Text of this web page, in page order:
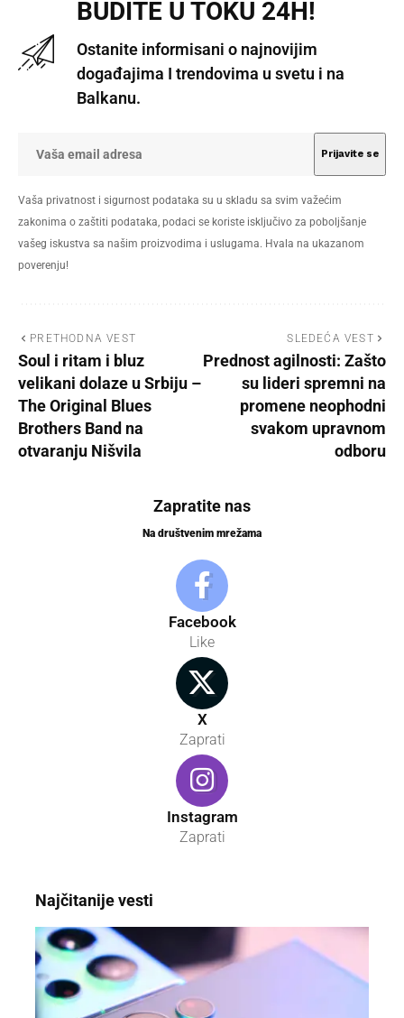
BUDITE U TOKU 24H!
Ostanite informisani o najnovijim
događajima I trendovima u svetu i na
Balkanu.
Vaša privatnost i sigurnost podataka su u skladu sa svim važećim
zakonima o zaštiti podataka, podaci se koriste isključivo za poboljšanje
vašeg iskustva sa našim proizvodima i uslugama. Hvala na ukazanom
poverenju!
PRETHODNA VEST
Soul i ritam i bluz
velikani dolaze u Srbiju –
The Original Blues
Brothers Band na
otvaranju Nišvila
SLEDEĆA VEST
Prednost agilnosti: Zašto
su lideri spremni na
promene neophodni
svakom upravnom
odboru
Zapratite nas
Na društvenim mrežama
Facebook
Like
X
Zaprati
Instagram
Zaprati
Najčitanije vesti